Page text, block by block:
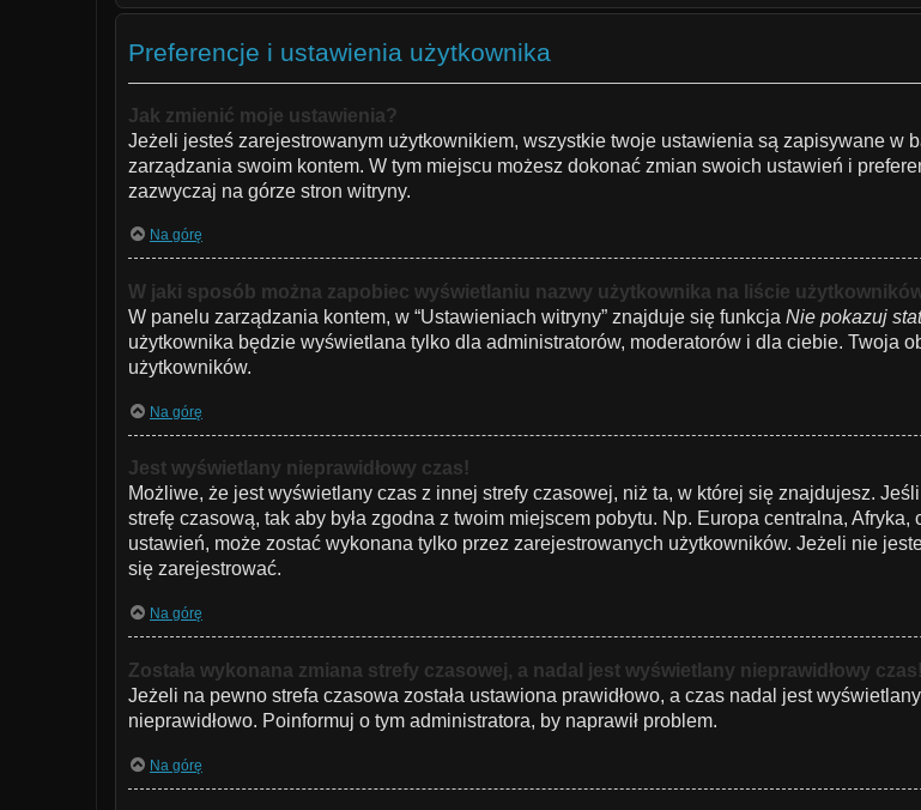
Preferencje i ustawienia użytkownika
Jak zmienić moje ustawienia?
Jeżeli jesteś zarejestrowanym użytkownikiem, wszystkie twoje ustawienia są zapisywane w
zarządzania swoim kontem. W tym miejscu możesz dokonać zmian swoich ustawień i
zazwyczaj na górze stron witryny.
Na górę
W jaki sposób można zapobiec wyświetlaniu nazwy użytkownika na liście
W panelu zarządzania kontem, w “Ustawieniach witryny” znajduje się funkcja Nie pokazuj
użytkownika będzie wyświetlana tylko dla administratorów, moderatorów i dla ciebie. Twoja
użytkowników.
Na górę
Jest wyświetlany nieprawidłowy czas!
Możliwe, że jest wyświetlany czas z innej strefy czasowej, niż ta, w której się znajdujesz.
strefę czasową, tak aby była zgodna z twoim miejscem pobytu. Np. Europa centralna,
ustawień, może zostać wykonana tylko przez zarejestrowanych użytkowników. Jeżeli nie
się zarejestrować.
Na górę
Została wykonana zmiana strefy czasowej, a nadal jest wyświetlany nieprawidłowy czas!
Jeżeli na pewno strefa czasowa została ustawiona prawidłowo, a czas nadal jest
nieprawidłowo. Poinformuj o tym administratora, by naprawił problem.
Na górę